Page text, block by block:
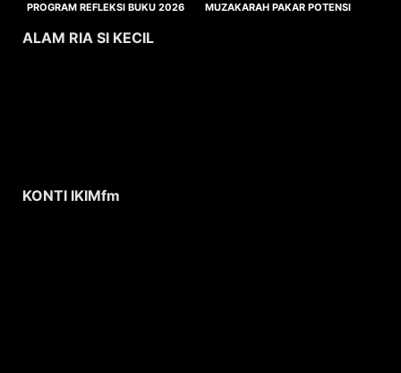
PROGRAM REFLEKSI BUKU 2026
MUZAKARAH PAKAR POTENSI
ALAM RIA SI KECIL
KONTI IKIMfm